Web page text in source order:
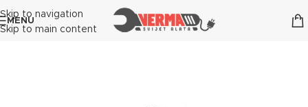
Skip to navigation
Skip to main content
MENU